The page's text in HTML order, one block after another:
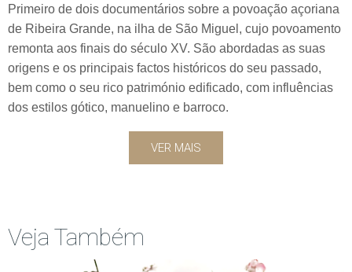
Primeiro de dois documentários sobre a povoação açoriana
de Ribeira Grande, na ilha de São Miguel, cujo povoamento
remonta aos finais do século XV. São abordadas as suas
origens e os principais factos históricos do seu passado,
bem como o seu rico património edificado, com influências
dos estilos gótico, manuelino e barroco.
VER MAIS
Veja Também